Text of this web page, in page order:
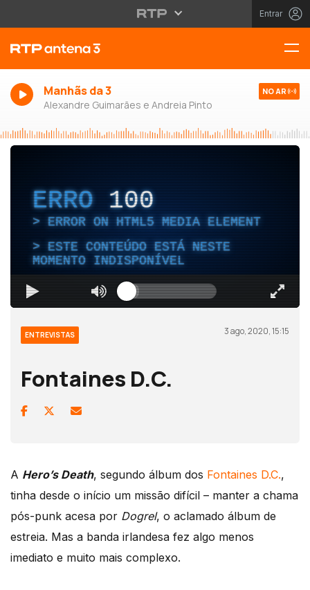
Entrar
Manhãs da 3
Alexandre Guimarães e Andreia Pinto
NO AR
ERRO 100
ERROR ON HTML5 MEDIA ELEMENT
ESTE CONTEÚDO ESTÁ NESTE
MOMENTO INDISPONÍVEL
ENTREVISTAS 3 ago, 2020, 15:15
Fontaines D.C.
A Hero’s Death, segundo álbum dos Fontaines D.C.,
tinha desde o início um missão difícil – manter a chama
pós-punk acesa por Dogrel, o aclamado álbum de
estreia. Mas a banda irlandesa fez algo menos
imediato e muito mais complexo.